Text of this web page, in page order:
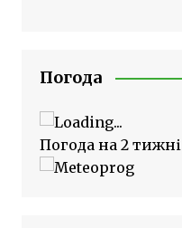
Погода
Погода на 2 тижні